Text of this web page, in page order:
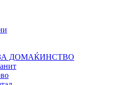
ДОМАЌИНСТВО